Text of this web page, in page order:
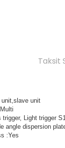
Taksit
unit
Light trigger
angle dispersion
:Yes